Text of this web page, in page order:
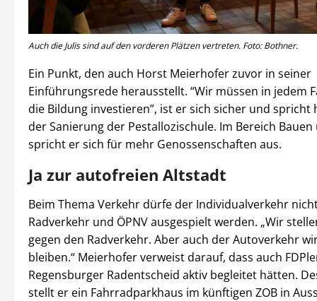
Auch die Julis sind auf den vorderen Plätzen vertreten. Foto: Bothner.
Ein Punkt, den auch Horst Meierhofer zuvor in seiner
Einführungsrede herausstellt. “Wir müssen in jedem
die Bildung investieren”, ist er sich sicher und spricht
der Sanierung der Pestallozischule. Im Bereich
spricht er sich für mehr Genossenschaften aus.
Ja zur autofreien Altstadt
Beim Thema Verkehr dürfe der Individualverkehr
Radverkehr und ÖPNV ausgespielt werden. „Wir
gegen den Radverkehr. Aber auch der Autoverkehr
bleiben.“ Meierhofer verweist darauf, dass auch
Regensburger Radentscheid aktiv begleitet hätten.
stellt er ein Fahrradparkhaus im künftigen ZOB in